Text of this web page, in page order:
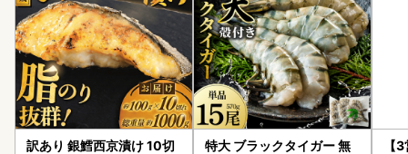
訳あり 銀鱈西京漬け 10切
特大 ブラックタイガー 無
【